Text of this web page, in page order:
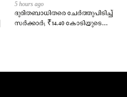
5 hours ago
ദുരിതബാധിതരെ ചേർത്തുപിടിച്ച്
സർക്കാർ; ₹14.40 കോടിയുടെ